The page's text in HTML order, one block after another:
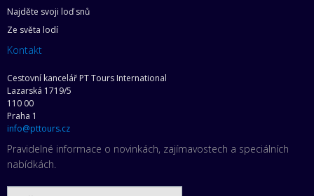
Najděte svoji loď snů
Ze světa lodí
Kontakt
Cestovní kancelář PT Tours International
Lazarská 1719/5
110 00
Praha 1
info@pttours.cz
Pravidelné informace o novinkách, zajímavostech a speciálních
nabídkách.